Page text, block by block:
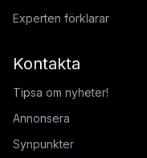
Experten förklarar
Kontakta
Tipsa om nyheter!
Annonsera
Synpunkter